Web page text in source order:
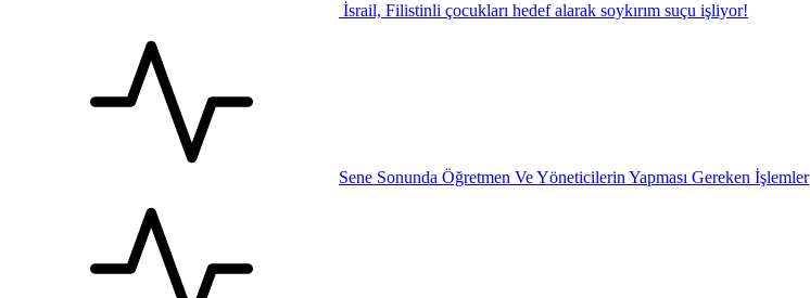
İsrail, Filistinli çocukları hedef alarak soykırım suçu işliyor!
Sene Sonunda Öğretmen Ve Yöneticilerin Yapması Gereken İşlemler